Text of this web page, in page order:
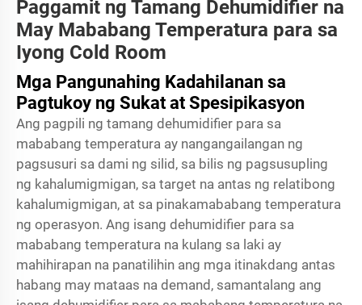
Paggamit ng Tamang Dehumidifier na
May Mababang Temperatura para sa
Iyong Cold Room
Mga Pangunahing Kadahilanan sa
Pagtukoy ng Sukat at Spesipikasyon
Ang pagpili ng tamang dehumidifier para sa
mababang temperatura ay nangangailangan ng
pagsusuri sa dami ng silid, sa bilis ng pagsusupling
ng kahalumigmigan, sa target na antas ng relatibong
kahalumigmigan, at sa pinakamababang temperatura
ng operasyon. Ang isang dehumidifier para sa
mababang temperatura na kulang sa laki ay
mahihirapan na panatilihin ang mga itinakdang antas
habang may mataas na demand, samantalang ang